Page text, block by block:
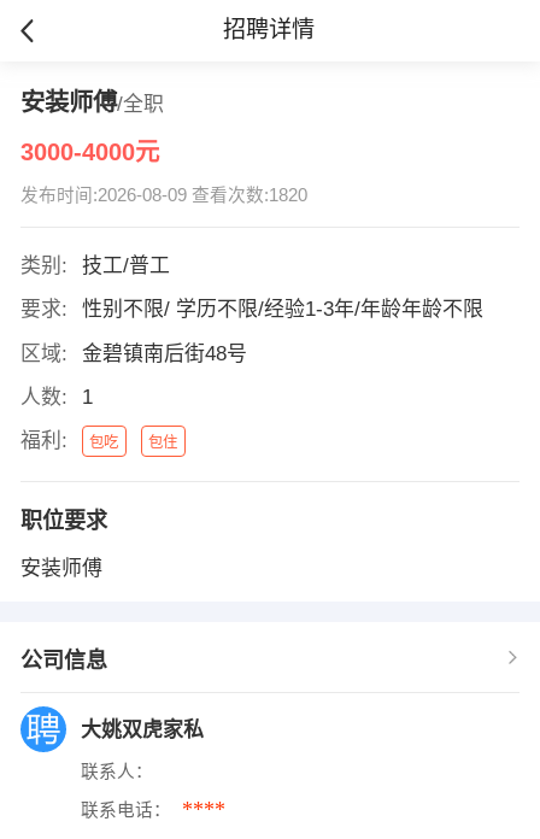
招聘详情
安装师傅/全职
3000-4000元
发布时间:2026-08-09 查看次数:1820
类别:
技工/普工
要求:
性别不限/ 学历不限/经验1-3年/年龄年龄不限
区域:
金碧镇南后街48号
人数:
1
福利:
包吃 包住
职位要求
安装师傅
公司信息
大姚双虎家私
联系人：
联系电话： ****